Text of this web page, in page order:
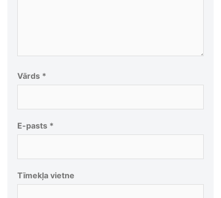
Vārds *
E-pasts *
Tīmekļa vietne